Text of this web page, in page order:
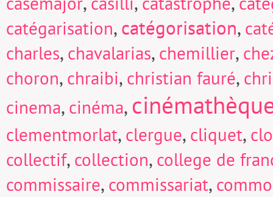
catégarisation,catégorisation,
charles, chavalarias, chemillier,
choron, chraibi, christian fauré,
cinema, cinéma,
clementmorlat, clergue, cliquet,
collectif, collection, college de
commissaire, commissariat,